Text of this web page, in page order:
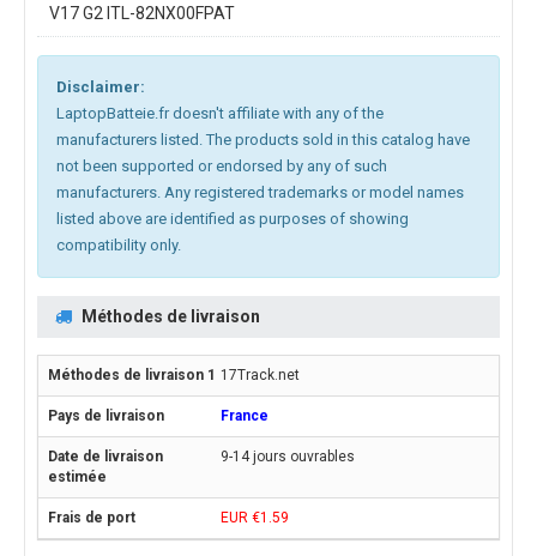
V17 G2 ITL-82NX00FPAT
Disclaimer:
LaptopBatteie.fr doesn't affiliate with any of the
manufacturers listed. The products sold in this catalog have
not been supported or endorsed by any of such
manufacturers. Any registered trademarks or model names
listed above are identified as purposes of showing
compatibility only.
Méthodes de livraison
17Track.net
France
9-14 jours ouvrables
EUR €1.59